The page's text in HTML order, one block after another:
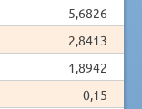
5,6826
2,8413
1,8942
0,15